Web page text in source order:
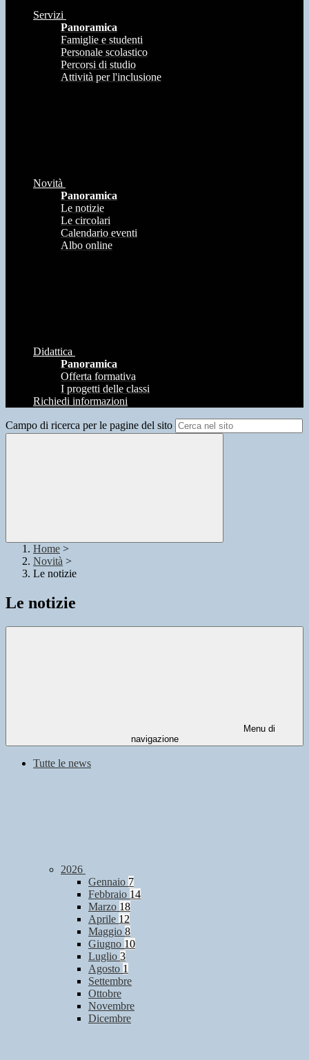
Servizi
Panoramica
Famiglie e studenti
Personale scolastico
Percorsi di studio
Attività per l'inclusione
Novità
Panoramica
Le notizie
Le circolari
Calendario eventi
Albo online
Didattica
Panoramica
Offerta formativa
I progetti delle classi
Richiedi informazioni
Campo di ricerca per le pagine del sito
Home >
Novità >
Le notizie
Le notizie
Menu di
navigazione
Tutte le news
2026
Gennaio 7
Febbraio 14
Marzo 18
Aprile 12
Maggio 8
Giugno 10
Luglio 3
Agosto 1
Settembre
Ottobre
Novembre
Dicembre